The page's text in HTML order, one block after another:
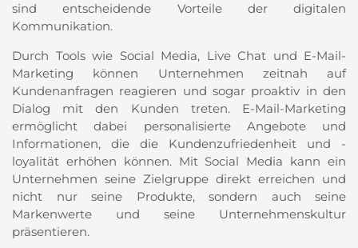
sind entscheidende Vorteile der digitalen
Kommunikation.
Durch Tools wie Social Media, Live Chat und E-Mail-
Marketing können Unternehmen zeitnah auf
Kundenanfragen reagieren und sogar proaktiv in den
Dialog mit den Kunden treten. E-Mail-Marketing
ermöglicht dabei personalisierte Angebote und
Informationen, die die Kundenzufriedenheit und -
loyalität erhöhen können. Mit Social Media kann ein
Unternehmen seine Zielgruppe direkt erreichen und
nicht nur seine Produkte, sondern auch seine
Markenwerte und seine Unternehmenskultur
präsentieren.